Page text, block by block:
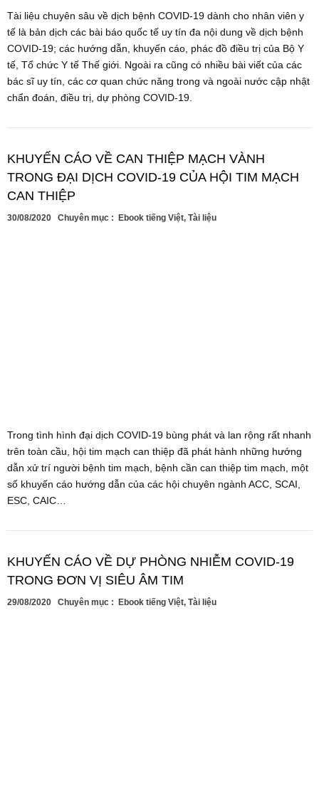
Tài liệu chuyên sâu về dịch bệnh COVID-19 dành cho nhân viên y
tế là bản dịch các bài báo quốc tế uy tín đa nội dung về dịch bệnh
COVID-19; các hướng dẫn, khuyến cáo, phác đồ điều trị của Bộ Y
tế, Tổ chức Y tế Thế giới. Ngoài ra cũng có nhiều bài viết của các
bác sĩ uy tín, các cơ quan chức năng trong và ngoài nước cập nhật
chẩn đoán, điều trị, dự phòng COVID-19.
KHUYẾN CÁO VỀ CAN THIỆP MẠCH VÀNH
TRONG ĐẠI DỊCH COVID-19 CỦA HỘI TIM MẠCH
CAN THIỆP
30/08/2020 Chuyên mục : Ebook tiếng Việt, Tài liệu
Trong tình hình đại dịch COVID-19 bùng phát và lan rộng rất nhanh
trên toàn cầu, hội tim mạch can thiệp đã phát hành những hướng
dẫn xử trí người bệnh tim mạch, bệnh cần can thiệp tim mạch, một
số khuyến cáo hướng dẫn của các hội chuyên ngành ACC, SCAI,
ESC, CAIC…
KHUYẾN CÁO VỀ DỰ PHÒNG NHIỄM COVID-19
TRONG ĐƠN VỊ SIÊU ÂM TIM
29/08/2020 Chuyên mục : Ebook tiếng Việt, Tài liệu